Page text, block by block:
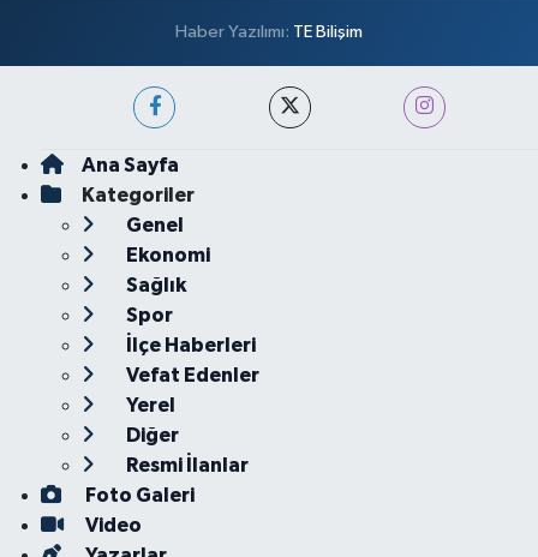
Haber Yazılımı: TE Bilişim
Ana Sayfa
Kategoriler
Genel
Ekonomi
Sağlık
Spor
İlçe Haberleri
Vefat Edenler
Yerel
Diğer
Resmi İlanlar
Foto Galeri
Video